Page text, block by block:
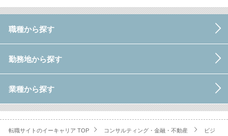
職種から探す
勤務地から探す
業種から探す
転職サイトのイーキャリア TOP コンサルティング・金融・不動産
ビジ